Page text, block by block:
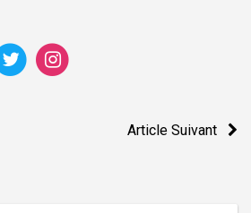
Article Suivant